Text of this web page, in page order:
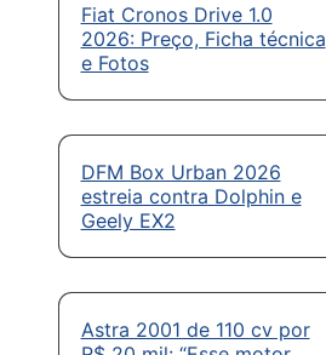
Fiat Cronos Drive 1.0
2026: Preço, Ficha técnica
e Fotos
DFM Box Urban 2026
estreia contra Dolphin e
Geely EX2
Astra 2001 de 110 cv por